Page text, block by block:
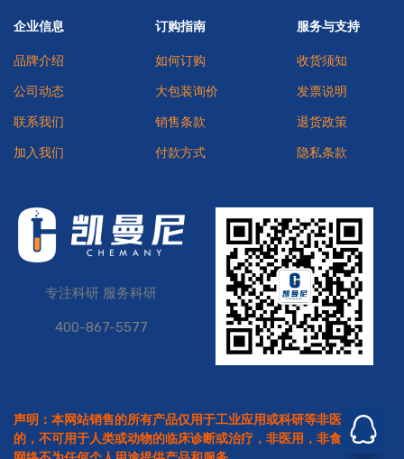
企业信息
品牌介绍
公司动态
联系我们
加入我们
订购指南
如何订购
大包装询价
销售条款
付款方式
服务与支持
收货须知
发票说明
退货政策
隐私条款
专注科研 服务科研
400-867-5577
声明：本网站销售的所有产品仅用于工业应用或科研等非医疗目
的，不可用于人类或动物的临床诊断或治疗，非医用，非食用。本